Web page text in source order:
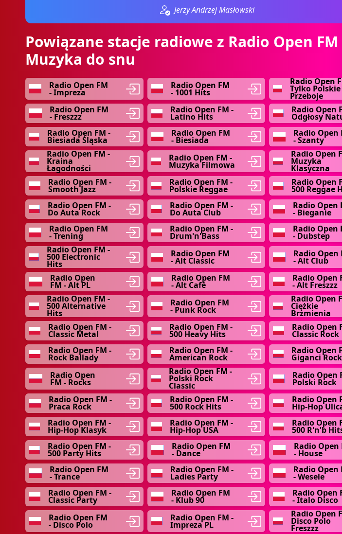
Jerzy Andrzej Masłowski
Powiązane stacje radiowe z Radio Open FM
Muzyka do snu
Radio Open FM
- Impreza
Radio Open FM
- 1001 Hits
Radio Open
Tylko Polskie
Przeboje
Radio Open FM
- Freszzz
Radio Open FM -
Latino Hits
Radio Open
Odgłosy
Radio Open FM -
Biesiada Śląska
Radio Open FM
- Biesiada
Radio Open
- Szanty
Radio Open FM -
Kraina
Łagodności
Radio Open FM -
Muzyka Filmowa
Radio Open
Muzyka
Klasyczna
Radio Open FM -
Smooth Jazz
Radio Open FM -
Polskie Reggae
Radio Open
500 Reggae
Radio Open FM -
Do Auta Rock
Radio Open FM -
Do Auta Club
Radio Open
- Bieganie
Radio Open FM
- Trening
Radio Open FM -
Drum'n'Bass
Radio Open
- Dubstep
Radio Open FM -
500 Electronic
Hits
Radio Open FM
- Alt Classic
Radio Open
- Alt Club
Radio Open
FM - Alt PL
Radio Open FM
- Alt Café
Radio Open
- Alt Freszzz
Radio Open FM -
500 Alternative
Hits
Radio Open FM
- Punk Rock
Radio Open
Ciężkie
Brzmienia
Radio Open FM -
Classic Metal
Radio Open FM -
500 Heavy Hits
Radio Open
Classic Rock
Radio Open FM -
Rock Ballady
Radio Open FM -
American Rock
Radio Open
Giganci
Radio Open
FM - Rocks
Radio Open FM -
Polski Rock
Classic
Radio Open
Polski Rock
Radio Open FM -
Praca Rock
Radio Open FM -
500 Rock Hits
Radio Open
Hip-Hop
Radio Open FM -
Hip-Hop Klasyk
Radio Open FM -
Hip-Hop USA
Radio Open
500 R'n'b
Radio Open FM -
500 Party Hits
Radio Open FM
- Dance
Radio Open
- House
Radio Open FM
- Trance
Radio Open FM -
Ladies Party
Radio Open
- Wesele
Radio Open FM -
Classic Party
Radio Open FM
- Klub 90
Radio Open
- Italo Disco
Radio Open FM
- Disco Polo
Radio Open FM -
Impreza PL
Radio Open
Disco Polo
Freszzz